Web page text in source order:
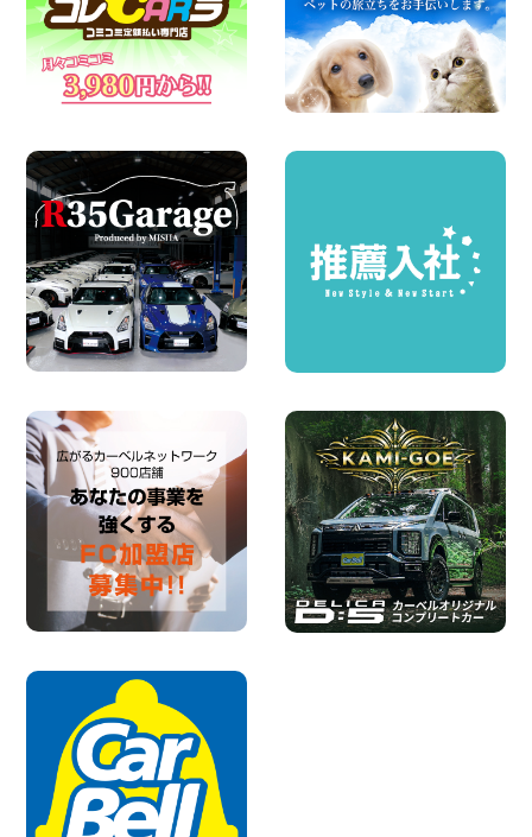
100円レンタカー 町田根岸
2026年08月06日
体調崩してませんか?? 兵庫県 加古川店
100円レンタカー 加古川
2026年08月06日
ハイエースワゴンGL!!クルーズコントロ
ールが付いている〜!! 福島県 福島笹木野
2026年08月05日
※※超格安日額5,800円※※荷物運びに最適
の軽バンのレンタカー!! 出雲ドーム前店
島根県 出雲ドーム前店